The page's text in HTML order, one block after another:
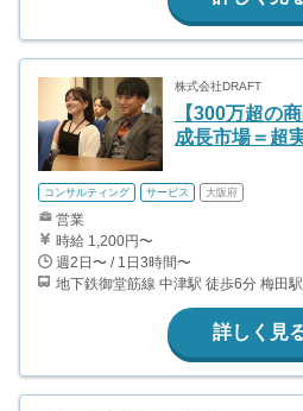
株式会社DRAFT
【300万超の
成長市場＝超
コンサルティング サービス 大阪府
営業
時給 1,200円〜
週2日〜 / 1日3時間〜
地下鉄御堂筋線 中津駅 徒歩6分 梅田
詳しく見